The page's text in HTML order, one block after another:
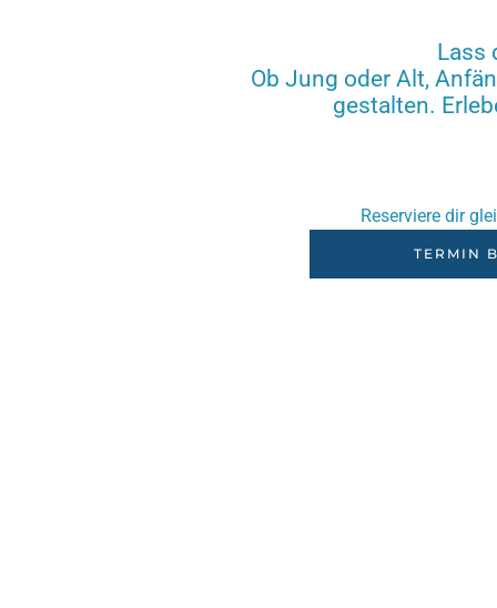
Lass
Ob Jung oder Alt,
gestalten.
Reserviere dir
TERMIN